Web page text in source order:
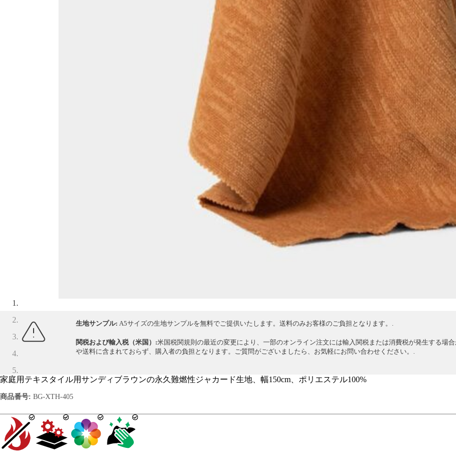
生地サンプル: A5サイズの生地サンプルを無料でご提供いたします。送料のみお客様のご負担となります。.
関税および輸入税（米国）:米国税関規則の最近の変更により、一部のオンライン注文には輸入関税または消費税が発生する場
や送料に含まれておらず、購入者の負担となります。ご質問がございましたら、お気軽にお問い合わせください。.
家庭用テキスタイル用サンディブラウンの永久難燃性ジャカード生地、幅150cm、ポリエステル100%
商品番号: BG-XTH-405